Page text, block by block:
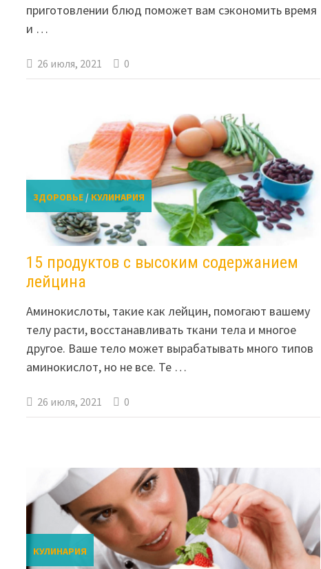
приготовлении блюд поможет вам сэкономить время
и …
26 июля, 2021 0
ЗДОРОВЬЕ /КУЛИНАРИЯ
15 продуктов с высоким содержанием
лейцина
Аминокислоты, такие как лейцин, помогают вашему
телу расти, восстанавливать ткани тела и многое
другое. Ваше тело может вырабатывать много типов
аминокислот, но не все. Те …
26 июля, 2021 0
КУЛИНАРИЯ